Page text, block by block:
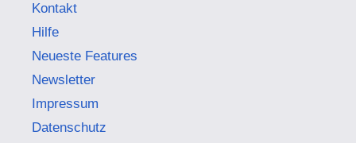
Kontakt
Hilfe
Neueste Features
Newsletter
Impressum
Datenschutz